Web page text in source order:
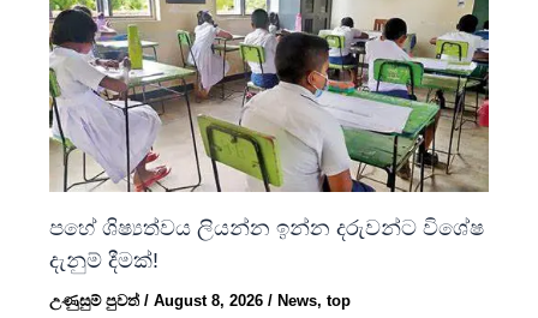
පහේ ශිෂ්‍යත්වය ලියන්න ඉන්න දරුවන්ට විශේෂ
දැනුම් දීමක්!
උණුසුම් පුවත්/August 8, 2026/ News,top